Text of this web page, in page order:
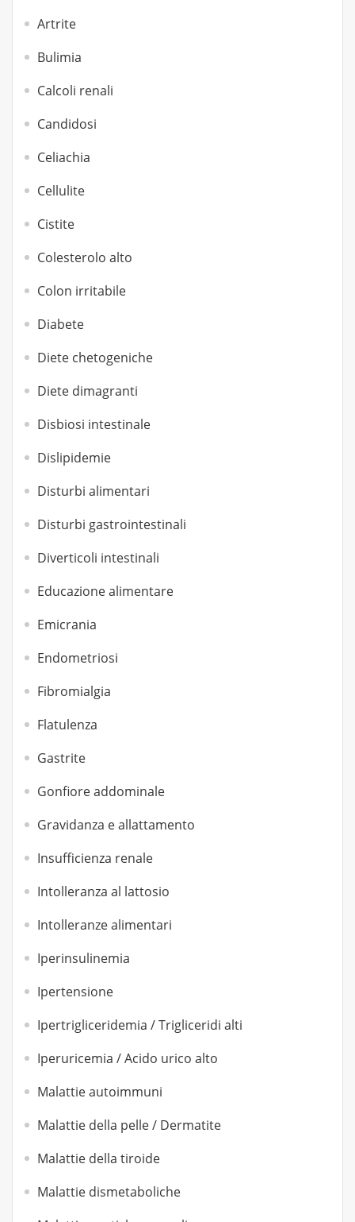
Artrite
Bulimia
Calcoli renali
Candidosi
Celiachia
Cellulite
Cistite
Colesterolo alto
Colon irritabile
Diabete
Diete chetogeniche
Diete dimagranti
Disbiosi intestinale
Dislipidemie
Disturbi alimentari
Disturbi gastrointestinali
Diverticoli intestinali
Educazione alimentare
Emicrania
Endometriosi
Fibromialgia
Flatulenza
Gastrite
Gonfiore addominale
Gravidanza e allattamento
Insufficienza renale
Intolleranza al lattosio
Intolleranze alimentari
Iperinsulinemia
Ipertensione
Ipertrigliceridemia / Trigliceridi alti
Iperuricemia / Acido urico alto
Malattie autoimmuni
Malattie della pelle / Dermatite
Malattie della tiroide
Malattie dismetaboliche